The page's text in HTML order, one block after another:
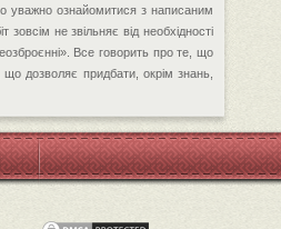
уважно ознайомитися з написаним
не звільняє від необхідності
Все говорить про те, що
дозволяє придбати, окрім знань,